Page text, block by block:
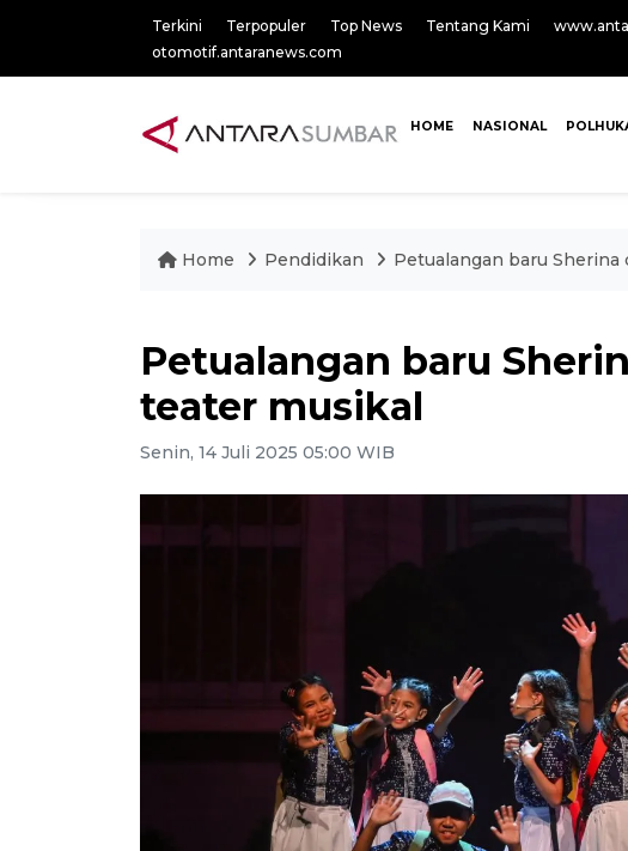
Terkini Terpopuler Top News Tentang Kami
otomotif.antaranews.com
HOME NASIONAL
Home Pendidikan Petualangan baru
Petualangan baru
teater musikal
Senin, 14 Juli 2025 05:00 WIB